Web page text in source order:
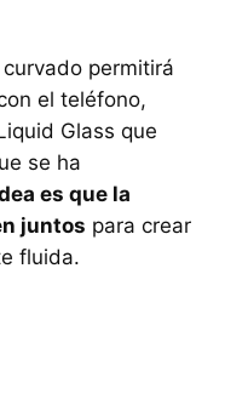
permitirá
el teléfono,
Glass que
se ha
es que la
juntos para crear
fluida.